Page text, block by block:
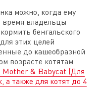
можно, когда ему
время владельцы
бенгальского
этих целей
до кашеобразной
возрасте котятам
Mother & Babycat (Для
также для котят до 4